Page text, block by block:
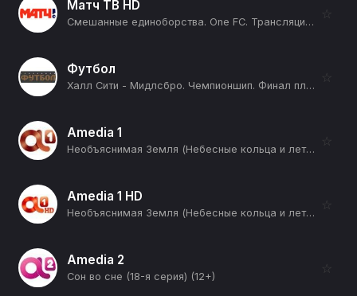
Матч ТВ HD
Смешанные единоборства. One FC. Трансляция из Таиланда. Прямая трансляция (12+)
☆
Футбол
Халл Сити - Мидлсбро. Чемпионшип. Финал плей-офф. Сезон 25/26 (12+)
☆
Amedia 1
Необъяснимая Земля (Небесные кольца и летающие пауки) (12+)
☆
Amedia 1 HD
Необъяснимая Земля (Небесные кольца и летающие пауки) (12+)
☆
Amedia 2
Сон во сне (18-я серия) (12+)
☆